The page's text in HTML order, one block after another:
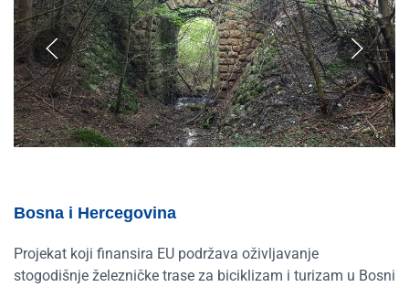
Bosna i Hercegovina
Projekat koji finansira EU podržava oživljavanje
stogodišnje železničke trase za biciklizam i turizam u Bosni